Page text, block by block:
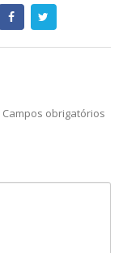
Campos obrigatórios